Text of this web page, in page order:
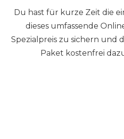
Du hast für kurze Zeit die
dieses umfassende
Spezialpreis zu sichern und
Paket kostenfrei